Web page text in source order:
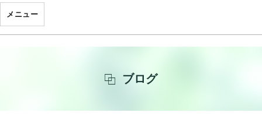
メニュー
ブログ